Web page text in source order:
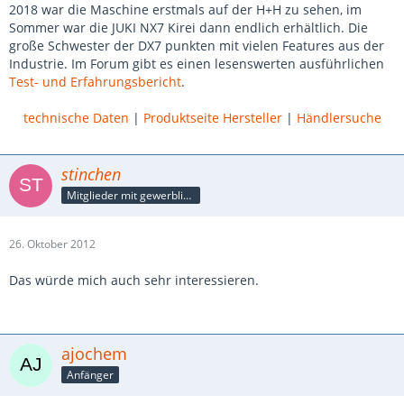
2018 war die Maschine erstmals auf der H+H zu sehen, im
Sommer war die JUKI NX7 Kirei dann endlich erhältlich. Die
große Schwester der DX7 punkten mit vielen Features aus der
Industrie. Im Forum gibt es einen lesenswerten ausführlichen
Test- und Erfahrungsbericht.
technische Daten | Produktseite Hersteller| Händlersuche
stinchen
Mitglieder mit gewerblicher Verbindung, auch als Mitarbeiter/in
26. Oktober 2012
Das würde mich auch sehr interessieren.
ajochem
Anfänger